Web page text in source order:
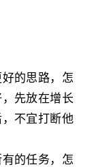
的思路，怎
先放在增长
不宜打断他
的任务，怎